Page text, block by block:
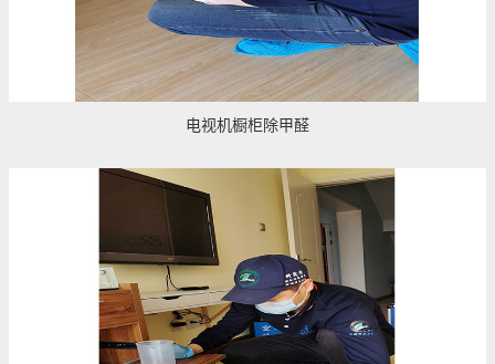
电视机橱柜除甲醛